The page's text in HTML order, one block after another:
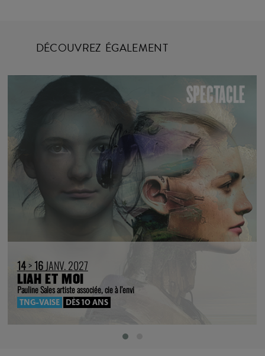
DÉCOUVREZ ÉGALEMENT
14>16JANV. 2027
LIAH ET MOI
Pauline Sales artiste associée, cie à l’envi
TNG-VAISE DÈS 10 ANS